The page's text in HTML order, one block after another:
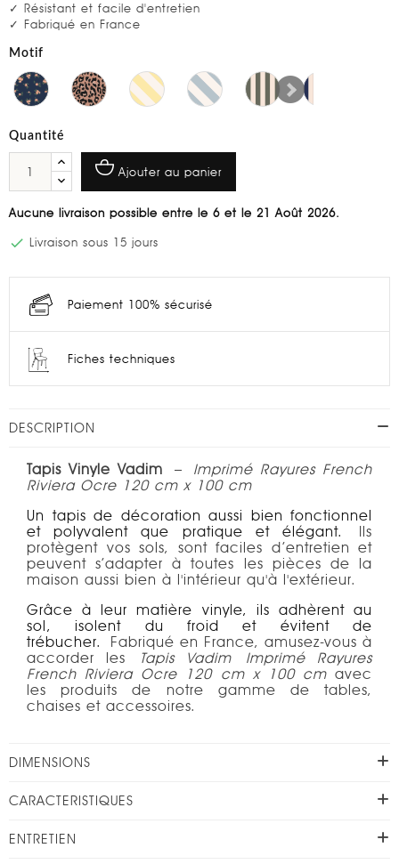
✓ Résistant et facile d'entretien
✓ Fabriqué en France
Motif
Quantité
Ajouter au panier
Aucune livraison possible entre le 6 et le 21 Août 2026.
 Livraison sous 15 jours
Paiement 100% sécurisé
Fiches techniques
DESCRIPTION
Tapis Vinyle Vadim – Imprimé Rayures French
Riviera Ocre 120 cm x 100 cm
Un tapis de décoration aussi bien fonctionnel
et polyvalent que pratique et élégant. Ils
protègent vos sols, sont faciles d’entretien et
peuvent s’adapter à toutes les pièces de la
maison aussi bien à l'intérieur qu'à l'extérieur.
Grâce à leur matière vinyle, ils adhèrent au
sol, isolent du froid et évitent de
trébucher. Fabriqué en France, amusez-vous à
accorder les Tapis Vadim Imprimé Rayures
French Riviera Ocre 120 cm x 100 cm avec
les produits de notre gamme de tables,
chaises et accessoires.
DIMENSIONS
CARACTERISTIQUES
ENTRETIEN